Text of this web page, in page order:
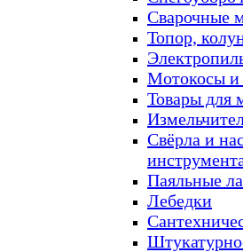
Сварочные
Топор,
Мотокосы
Товары для
Свёрла и
Паяльные
Лебедки